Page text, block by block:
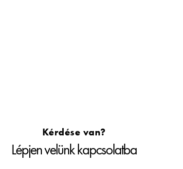
Kérdése van?
Lépjen velünk kapcsolatba